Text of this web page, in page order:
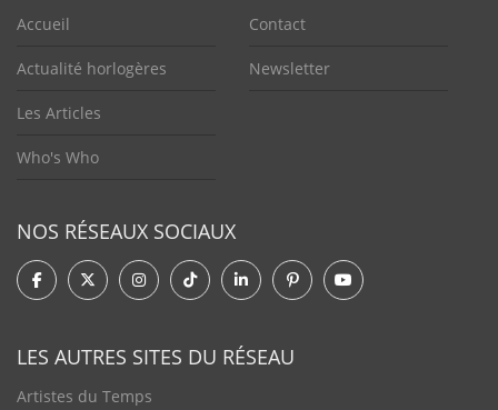
Accueil
Actualité horlogères
Les Articles
Who's Who
Contact
Newsletter
NOS RÉSEAUX SOCIAUX
LES AUTRES SITES DU RÉSEAU
Artistes du Temps